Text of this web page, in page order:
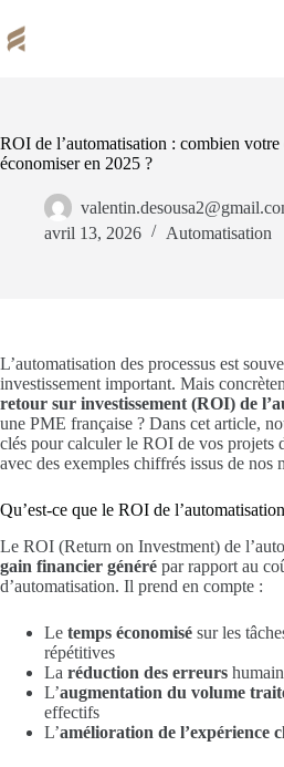
au
contenu
ROI de l’automatisation : combien votre
économiser en 2025 ?
avril 13, 2026
Automatisation
L’automatisation des processus est
investissement important. Mais
retour sur investissement (ROI) de
une PME française ? Dans cet article,
clés pour calculer le ROI de vos projets
avec des exemples chiffrés issus de nos
Qu’est-ce que le ROI de
Le ROI (Return on Investment) de
gain financier généré par rapport au
d’automatisation. Il prend en compte :
Le temps économisé sur les
répétitives
La réduction des erreurs
L’augmentation du volume
effectifs
L’amélioration de l’expérience